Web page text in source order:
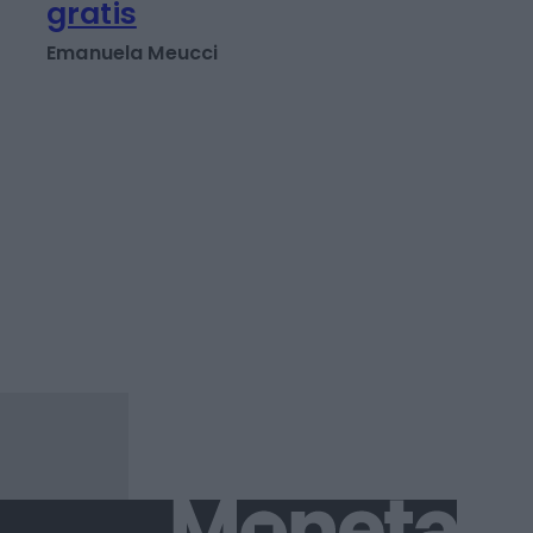
Parchi e Toy Story fan
ricca Disney. In arrivo